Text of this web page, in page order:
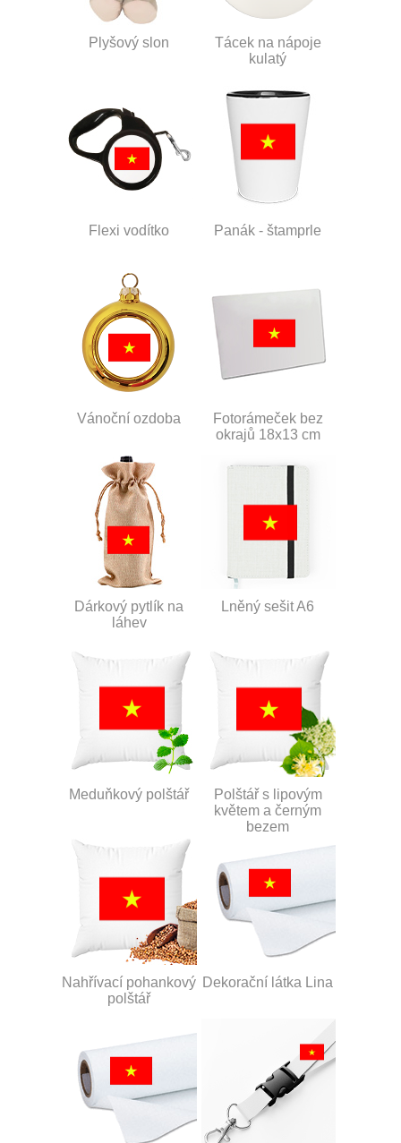
Plyšový slon
Tácek na nápoje
kulatý
Flexi vodítko Panák - štamprle
Vánoční ozdoba
Fotorámeček bez
okrajů 18x13 cm
Dárkový pytlík na
láhev
Lněný sešit A6
Meduňkový polštář
Polštář s lipovým
květem a černým
bezem
Nahřívací pohankový
polštář
Dekorační látka Lina